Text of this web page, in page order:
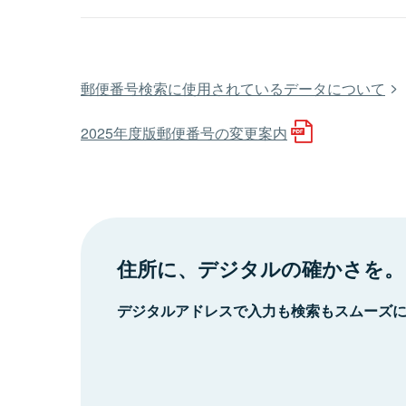
郵便番号検索に使用されているデータについて
2025年度版郵便番号の変更案内
住所に、デジタルの確かさを。
デジタルアドレスで入力も検索もスムーズ